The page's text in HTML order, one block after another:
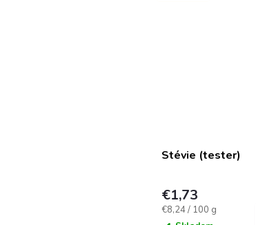
Stévie (tester)
€1,73
Jednotková
€8,24 / 100 g